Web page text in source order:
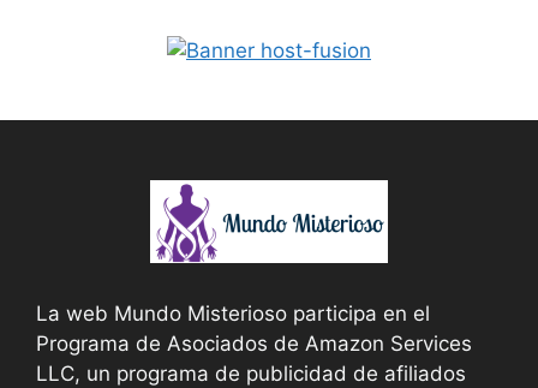
La web Mundo Misterioso participa en el
Programa de Asociados de Amazon Services
LLC, un programa de publicidad de afiliados